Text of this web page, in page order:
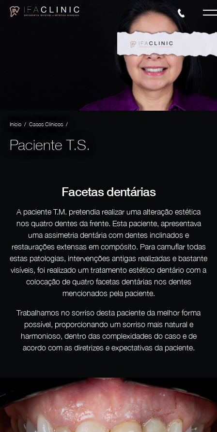
Início / Casos Clínicos /
Paciente T.S.
Facetas dentárias
A paciente T.M. pretendia realizar uma alteração estética
nos quatro dentes da frente. Esta paciente, apresentava
uma assimetria dentária com dentes inclinados e
restaurações extensas em compósito. Para camuflar todas
estas patologias, intervenções antigas realizadas e bastante
visíveis, foi realizado um tratamento estético dentário com a
colocação de quatro facetas dentárias nos dentes
mencionados pela paciente.
Trabalhamos no sorriso desta paciente da melhor forma
possível, proporcionando um sorriso mais natural e
harmonioso, dentro das complexidades do caso e de
acordo com as diretrizes e expectativas da paciente.